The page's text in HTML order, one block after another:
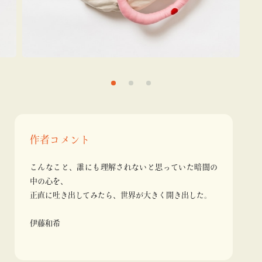
作者コメント
こんなこと、誰にも理解されないと思っていた暗闇の
中の心を、
正直に吐き出してみたら、世界が大きく開き出した。
伊藤和希